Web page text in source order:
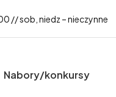
// sob, niedz – nieczynne
Nabory/konkursy